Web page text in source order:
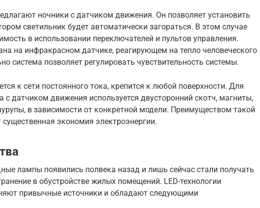
ночники с датчиком движения. Он позволяет установить
светильник будет автоматически загораться. В этом случае
в использовании переключателей и пультов управления.
на инфракрасном датчике, реагирующем на тепло человеческого
система позволяет регулировать чувствительность системы.
к сети постоянного тока, крепится к любой поверхности. Для
с датчиком движения используется двусторонний скотч, магниты,
в зависимости от конкретной модели. Преимуществом такой
экономия электроэнергии.
лампы появились полвека назад и лишь сейчас стали получать
в обустройстве жилых помещений. LED-технологии
привычные источники и обладают следующими